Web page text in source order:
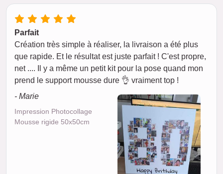
Parfait
Création très simple à réaliser, la livraison a été plus
que rapide. Et le résultat est juste parfait ! C'est propre,
net .... Il y a même un petit kit pour la pose quand mon
prend le support mousse dure 👌 vraiment top !
- Marie
Impression Photocollage
Mousse rigide 50x50cm